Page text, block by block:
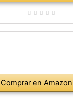
Comprar en Amazon